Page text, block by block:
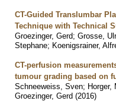
CT-Guided Translumbar
Technique with Technical
Groezinger, Gerd; Grosse,
Stephane; Koenigsrainer,
CT-perfusion
tumour grading based on
Schneeweiss, Sven; Horger,
Groezinger, Gerd (2016)